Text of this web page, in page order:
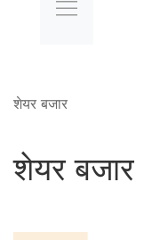
शेयर बजार
शेयर